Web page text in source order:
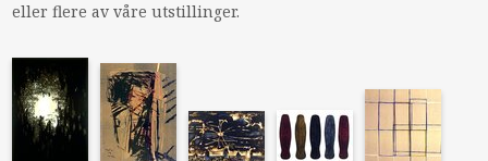
eller flere av våre utstillinger.